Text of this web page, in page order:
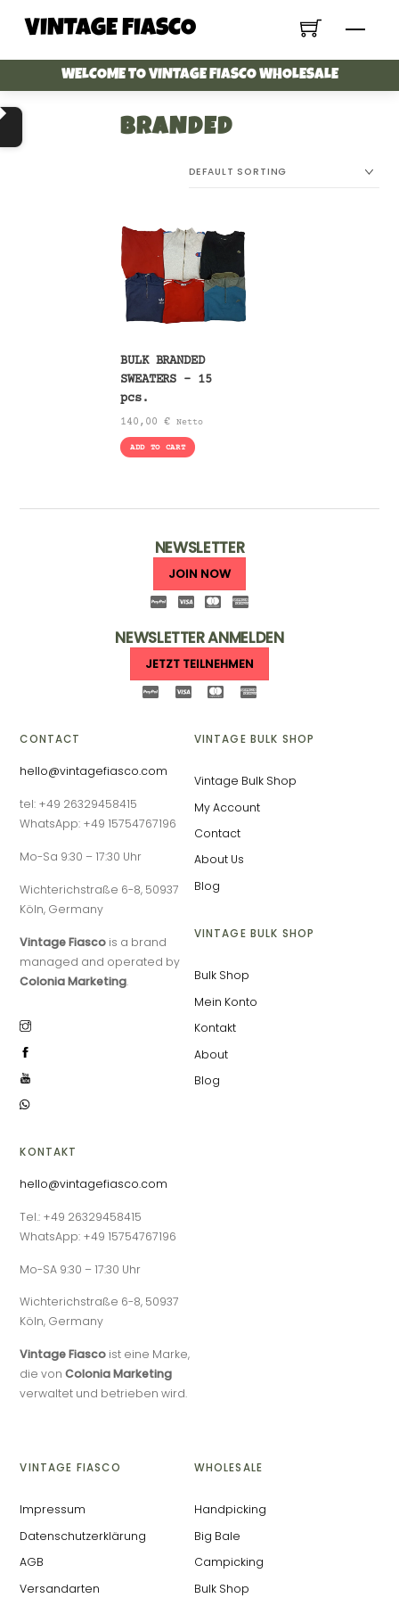
Menu
VINTAGE FIASCO
WELCOME TO VINTAGE FIASCO WHOLESALE
BRANDED
BULK BRANDED
SWEATERS – 15
pcs.
140,00€ Netto
ADD TO CART
NEWSLETTER
JOIN NOW
NEWSLETTER ANMELDEN
JETZT TEILNEHMEN
CONTACT
hello@vintagefiasco.com
tel: +49 26329458415
WhatsApp: +49 15754767196
Mo-Sa 9:30 – 17:30 Uhr
Wichterichstraße 6-8, 50937
Köln, Germany
Vintage Fiasco is a brand
managed and operated by
Colonia Marketing.
KONTAKT
hello@vintagefiasco.com
Tel.: +49 26329458415
WhatsApp: +49 15754767196
Mo-SA 9:30 – 17:30 Uhr
Wichterichstraße 6-8, 50937
Köln, Germany
Vintage Fiasco ist eine Marke,
die vonColonia Marketing
verwaltet und betrieben wird.
VINTAGE BULK SHOP
Vintage Bulk Shop
My Account
Contact
About Us
Blog
VINTAGE BULK SHOP
Bulk Shop
Mein Konto
Kontakt
About
Blog
VINTAGE FIASCO
Impressum
Datenschutzerklärung
AGB
Versandarten
WHOLESALE
Handpicking
Big Bale
Campicking
Bulk Shop